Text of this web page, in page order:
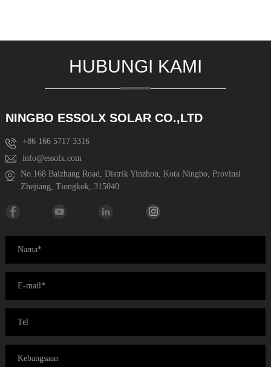
HUBUNGI KAMI
NINGBO ESSOLX SOLAR CO.,LTD
+86 166 5717 3316
info@essolx.com
No.168 Baizhang Road, Distrik Yinzhou, Kota Ningbo, Provinsi
Zhejiang, Tiongkok, 315040